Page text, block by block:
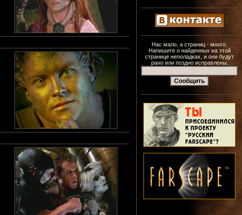
Нас мало, а страниц - много.
Напишите о найденных на этой
странице неполадках, и они будут
рано или поздно исправлены.